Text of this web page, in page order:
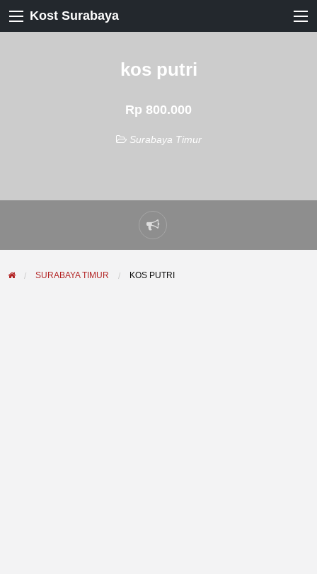
Kost Surabaya
kos putri
Rp 800.000
Surabaya Timur
Laporkan
masalah
SURABAYA TIMUR KOS PUTRI